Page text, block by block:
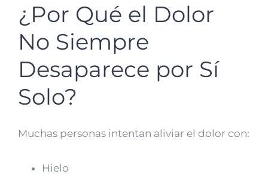
¿Por Qué el Dolor
No Siempre
Desaparece por Sí
Solo?
Muchas personas intentan aliviar el dolor con:
Hielo